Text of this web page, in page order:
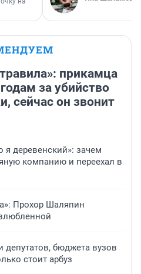
прикамца
за убийство
сейчас он звонит
я деревенский»: зачем
компанию и переехал в
Прохор Шаляпин
депутатов, бюджета вузов
стоит арбуз